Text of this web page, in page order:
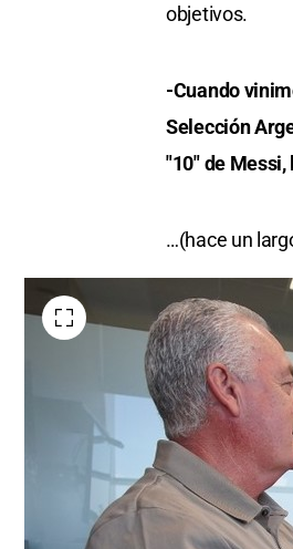
objetivos.
-Cuando
Selección
"10" de
…(hace un